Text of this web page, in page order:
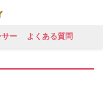
サー よくある質問